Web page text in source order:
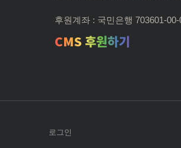
후원계좌 : 국민은행 703601-
CMS 후원하기
로그인